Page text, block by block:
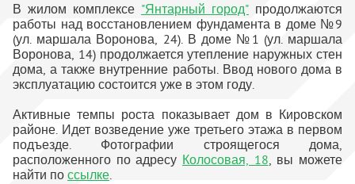
В жилом комплексе "Янтарный город" продолжаются
работы над восстановлением фундамента в доме №9
(ул. маршала Воронова, 24). В доме №1 (ул. маршала
Воронова, 14) продолжается утепление наружных стен
дома, а также внутренние работы. Ввод нового дома в
эксплуатацию состоится уже в этом году.
Активные темпы роста показывает дом в Кировском
районе. Идет возведение уже третьего этажа в первом
подъезде. Фотографии строящегося дома,
расположенного по адресу Колосовая, 18, вы можете
найти по ссылке.